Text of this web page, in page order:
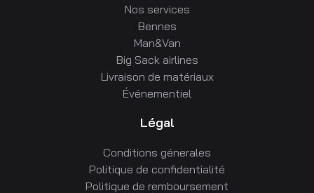
Nos services
Bennes
Man&Van
Big Sack airlines
Livraison de matériaux
Événementiel
Légal
Conditions génerales
Politique de confidentialité
Politique de remboursement